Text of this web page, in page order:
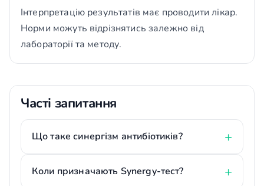
Інтерпретацію результатів має проводити лікар.
Норми можуть відрізнятись залежно від
лабораторії та методу.
Часті запитання
Що таке синергізм антибіотиків?
Коли призначають Synergy-тест?